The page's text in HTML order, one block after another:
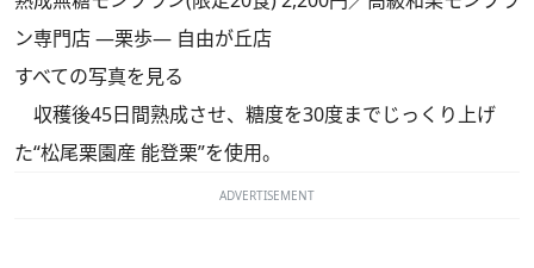
ン専門店 ―栗歩― 自由が丘店
すべての写真を見る
収穫後45日間熟成させ、糖度を30度までじっくり上げ
た“松尾栗園産 能登栗”を使用。
ADVERTISEMENT